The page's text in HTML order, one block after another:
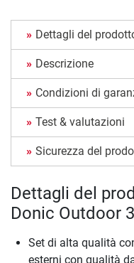
Dettagli del
Descrizione
Condizioni di
Test & valutazioni
Sicurezza del
Dettagli del
Donic Outdoor
Set di alta qualità
esterni con qualità